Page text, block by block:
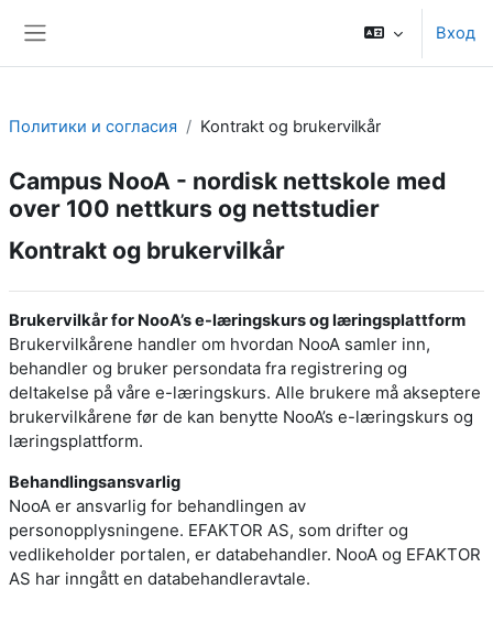
Вход
Политики и согласия Kontrakt og brukervilkår
Campus NooA - nordisk nettskole med
over 100 nettkurs og nettstudier
Kontrakt og brukervilkår
Brukervilkår for NooA’s e-læringskurs og læringsplattform
Brukervilkårene handler om hvordan NooA samler inn,
behandler og bruker persondata fra registrering og
deltakelse på våre e-læringskurs. Alle brukere må akseptere
brukervilkårene før de kan benytte NooA’s e-læringskurs og
læringsplattform.
Behandlingsansvarlig
NooA er ansvarlig for behandlingen av
personopplysningene. EFAKTOR AS, som drifter og
vedlikeholder portalen, er databehandler. NooA og EFAKTOR
AS har inngått en databehandleravtale.